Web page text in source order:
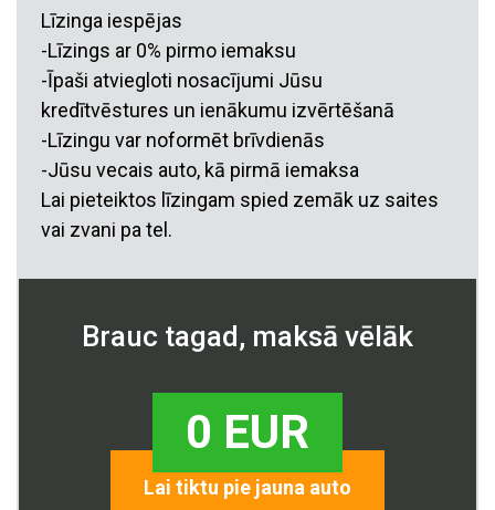
Līzinga iespējas
-Līzings ar 0% pirmo iemaksu
-Īpaši atviegloti nosacījumi Jūsu
kredītvēstures un ienākumu izvērtēšanā
-Līzingu var noformēt brīvdienās
-Jūsu vecais auto, kā pirmā iemaksa
Lai pieteiktos līzingam spied zemāk uz saites
vai zvani pa tel.
Brauc tagad, maksā vēlāk
0 EUR
Lai tiktu pie jauna auto